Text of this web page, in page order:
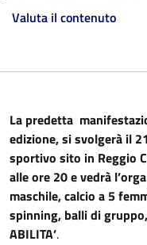
Valuta il contenuto
La predetta
edizione, si svolgerà il
sportivo sito in Reggio
alle ore 20 e vedrà
maschile, calcio a 5
spinning, balli di
ABILITA’.